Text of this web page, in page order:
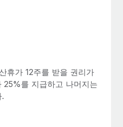
오 제작이 어느 때보다 중요해졌습
그렇게 높은 품질의...
휴가 12주를 받을 권리가
25%를 지급하고 나머지는